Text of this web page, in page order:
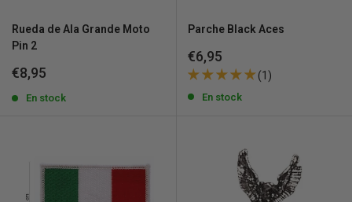
Rueda de Ala Grande Moto
Pin 2
Precio
venta
€8,95
En stock
Parche Black Aces
Precio
de
venta
€6,95
(1)
En stock